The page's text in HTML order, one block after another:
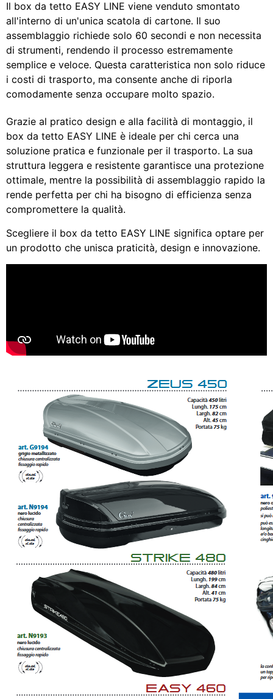
Il box da tetto EASY LINE viene venduto smontato
all'interno di un'unica scatola di cartone. Il suo
assemblaggio richiede solo 60 secondi e non necessita
di strumenti, rendendo il processo estremamente
semplice e veloce. Questa caratteristica non solo riduce
i costi di trasporto, ma consente anche di riporla
comodamente senza occupare molto spazio.
Grazie al pratico design e alla facilità di montaggio, il
box da tetto EASY LINE è ideale per chi cerca una
soluzione pratica e funzionale per il trasporto. La sua
struttura leggera e resistente garantisce una protezione
ottimale, mentre la possibilità di assemblaggio rapido la
rende perfetta per chi ha bisogno di efficienza senza
compromettere la qualità.
Scegliere il box da tetto EASY LINE significa optare per
un prodotto che unisca praticità, design e innovazione.